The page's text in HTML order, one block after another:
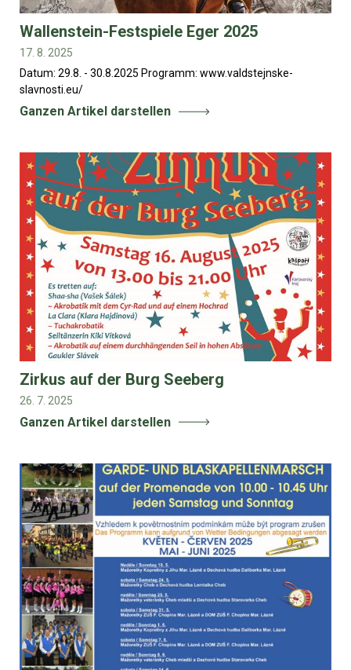
Wallenstein-Festspiele Eger 2025
17. 8. 2025
Datum: 29.8. - 30.8.2025 Programm: www.valdstejnske-
slavnosti.eu/
Ganzen Artikel darstellen
Zirkus auf der Burg Seeberg
26. 7. 2025
Ganzen Artikel darstellen